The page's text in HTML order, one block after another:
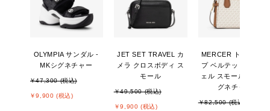
OLYMPIA サンダル -
MKシグネチャー
￥47,300 (税込)
￥9,900 (税込)
JET SET TRAVEL カ
メラ クロスボディ ス
モール
￥49,500 (税込)
￥9,900 (税込)
MERCER トップジッ
プ ベルテッド サッチ
ェル スモール - MKシ
グネチャー
￥82,500 (税込)